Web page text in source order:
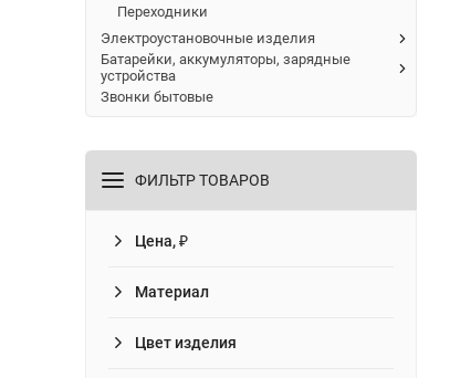
Переходники
Электроустановочные изделия
Батарейки, аккумуляторы, зарядные
устройства
Звонки бытовые
ФИЛЬТР ТОВАРОВ
Цена, ₽
Материал
Цвет изделия